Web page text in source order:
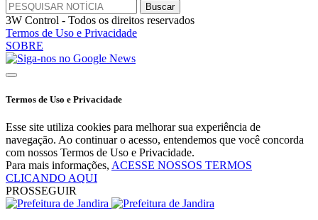
3W Control - Todos os direitos reservados
Termos de Uso e Privacidade
SOBRE
Termos de Uso e Privacidade
Esse site utiliza cookies para melhorar sua experiência de
navegação. Ao continuar o acesso, entendemos que você concorda
com nossos Termos de Uso e Privacidade.
Para mais informações, ACESSE NOSSOS TERMOS
CLICANDO AQUI
PROSSEGUIR